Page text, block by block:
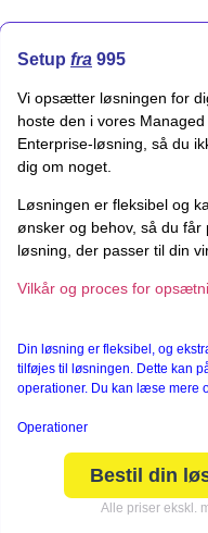
Setup fra 995
Vi opsætter løsningen for
hoste den i vores
Enterprise-løsning, så du
dig om noget.
Løsningen er fleksibel og
ønsker og behov, så du
løsning, der passer til din
Vilkår og proces for
Din løsning er fleksibel, og
tilføjes til løsningen. Dette kan
operationer. Du kan læse mere
Operationer
Bestil din
Alle priser ekskl.